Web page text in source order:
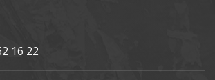
16 22